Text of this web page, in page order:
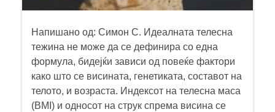
Напишано од: Симон С. Идеалната телесна
тежина не може да се дефинира со една
формула, бидејќи зависи од повеќе фактори
како што се висината, генетиката, составот на
телото, и возраста. Индексот на телесна маса
(BMI) и односот на струк спрема висина се